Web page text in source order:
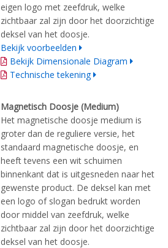
eigen logo met zeefdruk, welke
zichtbaar zal zijn door het doorzichtige
deksel van het doosje.
Bekijk voorbeelden
Bekijk Dimensionale Diagram
Technische tekening
Magnetisch Doosje (Medium)
Het magnetische doosje medium is
groter dan de reguliere versie, het
standaard magnetische doosje, en
heeft tevens een wit schuimen
binnenkant dat is uitgesneden naar het
gewenste product. De deksel kan met
een logo of slogan bedrukt worden
door middel van zeefdruk, welke
zichtbaar zal zijn door het doorzichtige
deksel van het doosje.